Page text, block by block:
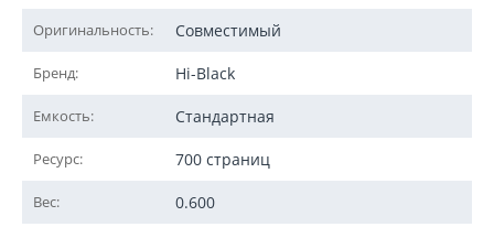
Оригинальность: Совместимый
Бренд: Hi-Black
Емкость: Стандартная
Ресурс: 700 страниц
Вес: 0.600